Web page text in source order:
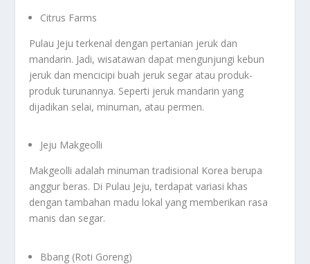
Citrus Farms
Pulau Jeju terkenal dengan pertanian jeruk dan
mandarin. Jadi, wisatawan dapat mengunjungi kebun
jeruk dan mencicipi buah jeruk segar atau produk-
produk turunannya. Seperti jeruk mandarin yang
dijadikan selai, minuman, atau permen.
Jeju Makgeolli
Makgeolli adalah minuman tradisional Korea berupa
anggur beras. Di Pulau Jeju, terdapat variasi khas
dengan tambahan madu lokal yang memberikan rasa
manis dan segar.
Bbang (Roti Goreng)